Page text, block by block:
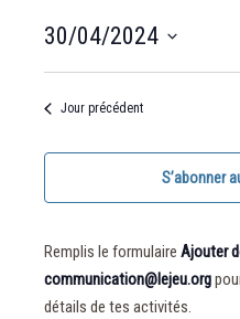
2024
30/04/2024
date.
Jour précédent
S’abonner
Remplis le formulaire Ajouter
communication@lejeu.org
détails de tes activités.